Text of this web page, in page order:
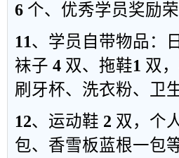
6 个、优秀学员奖励
11、 学员自带物品 ：
袜子 4 双、 拖鞋1 双
刷牙杯、洗衣粉、卫
12、运动鞋 2 双，个
包、香雪板蓝根一包等